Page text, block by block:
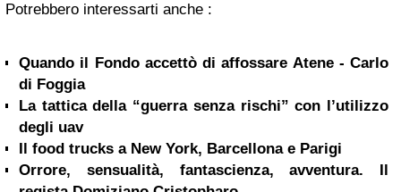
Potrebbero interessarti anche :
Quando il Fondo accettò di affossare Atene - Carlo
di Foggia
La tattica della “guerra senza rischi” con l’utilizzo
degli uav
Il food trucks a New York, Barcellona e Parigi
Orrore, sensualità, fantascienza, avventura. Il